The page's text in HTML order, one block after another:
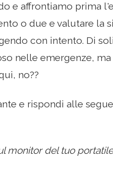
e affrontiamo prima
o due e valutare la
con intento. Di
nelle emergenze,
no??
e rispondi alle
monitor del tuo